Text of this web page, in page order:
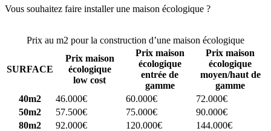
Vous souhaitez faire installer une maison écologique ?
Prix au m2 pour la construction d’une maison écologique
SURFACE
Prix maison
écologique
low cost
Prix maison
écologique
entrée de
gamme
Prix maison
écologique
moyen/haut de
gamme
40m2
46.000€ 60.000€
72.000€
50m2
57.500€ 75.000€
90.000€
80m2
92.000€ 120.000€
144.000€